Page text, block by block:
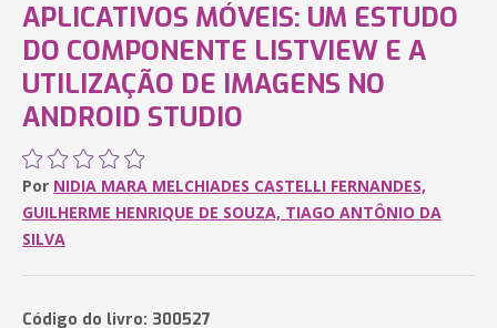
APLICATIVOS MÓVEIS: UM ESTUDO
DO COMPONENTE LISTVIEW E A
UTILIZAÇÃO DE IMAGENS NO
ANDROID STUDIO
Por NIDIA MARA MELCHIADES CASTELLI FERNANDES,
GUILHERME HENRIQUE DE SOUZA, TIAGO ANTÔNIO DA
SILVA
Código do livro: 300527